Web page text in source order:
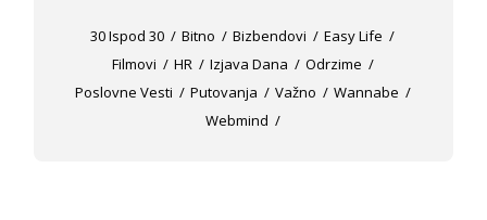
30 Ispod 30 Bitno Bizbendovi
Easy Life
Filmovi
HR Izjava Dana
Odrzime
Poslovne Vesti
Putovanja Važno
Wannabe
Webmind